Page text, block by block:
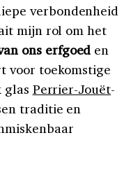
verbondenheid
mijn rol om het
ons erfgoed en
voor toekomstige
glas Perrier-Jouët-
traditie en